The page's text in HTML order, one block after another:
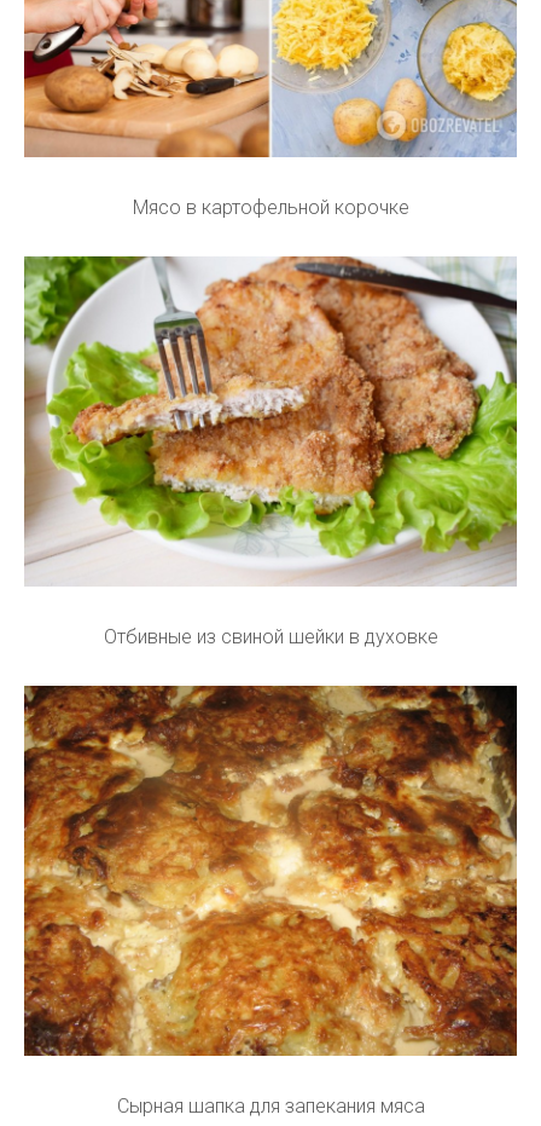
Мясо в картофельной корочке
Отбивные из свиной шейки в духовке
Сырная шапка для запекания мяса